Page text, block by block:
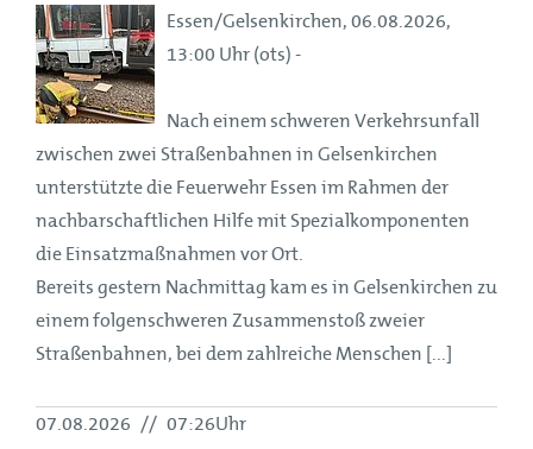
Essen/Gelsenkirchen, 06.08.2026,
13:00 Uhr (ots) -
Nach einem schweren Verkehrsunfall
zwischen zwei Straßenbahnen in Gelsenkirchen
unterstützte die Feuerwehr Essen im Rahmen der
nachbarschaftlichen Hilfe mit Spezialkomponenten
die Einsatzmaßnahmen vor Ort.
Bereits gestern Nachmittag kam es in Gelsenkirchen zu
einem folgenschweren Zusammenstoß zweier
Straßenbahnen, bei dem zahlreiche Menschen [...]
07.08.2026 // 07:26Uhr